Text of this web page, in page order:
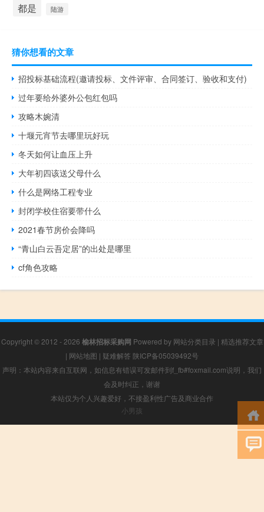
都是 陆游
猜你想看的文章
招投标基础流程(邀请投标、文件评审、合同签订、验收和支付)
过年要给外婆外公包红包吗
攻略木婉清
十堰元宵节去哪里玩好玩
冬天如何让血压上升
大年初四该送父母什么
什么是网络工程专业
封闭学校住宿要带什么
2021春节房价会降吗
“青山白云吾定居”的出处是哪里
cf角色攻略
Copyright © 2012 - 2026 榆林招标采购网 Powered by 网站分类目录 | 精选推荐文章
| 网站地图 | 疑难解答 陕ICP备05039492号
声明：本站内容来自互联网，如信息有错误可发邮件到f_fb#foxmail.com说明，我们
会及时纠正，谢谢
本站仅为个人兴趣爱好，不接盈利性广告及商业合作
小男孩